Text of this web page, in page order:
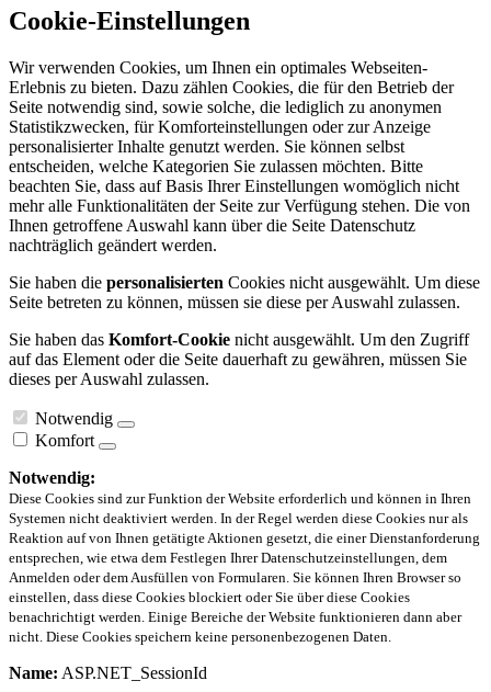
Cookie-Einstellungen
Wir verwenden Cookies, um Ihnen ein optimales Webseiten-
Erlebnis zu bieten. Dazu zählen Cookies, die für den Betrieb der
Seite notwendig sind, sowie solche, die lediglich zu anonymen
Statistikzwecken, für Komforteinstellungen oder zur Anzeige
personalisierter Inhalte genutzt werden. Sie können selbst
entscheiden, welche Kategorien Sie zulassen möchten. Bitte
beachten Sie, dass auf Basis Ihrer Einstellungen womöglich nicht
mehr alle Funktionalitäten der Seite zur Verfügung stehen. Die von
Ihnen getroffene Auswahl kann über die Seite Datenschutz
nachträglich geändert werden.
Sie haben die personalisierten Cookies nicht ausgewählt. Um diese
Seite betreten zu können, müssen sie diese per Auswahl zulassen.
Sie haben das Komfort-Cookie nicht ausgewählt. Um den Zugriff
auf das Element oder die Seite dauerhaft zu gewähren, müssen Sie
dieses per Auswahl zulassen.
Notwendig
Komfort
Notwendig:
Diese Cookies sind zur Funktion der Website erforderlich und können in Ihren
Systemen nicht deaktiviert werden. In der Regel werden diese Cookies nur als
Reaktion auf von Ihnen getätigte Aktionen gesetzt, die einer Dienstanforderung
entsprechen, wie etwa dem Festlegen Ihrer Datenschutzeinstellungen, dem
Anmelden oder dem Ausfüllen von Formularen. Sie können Ihren Browser so
einstellen, dass diese Cookies blockiert oder Sie über diese Cookies
benachrichtigt werden. Einige Bereiche der Website funktionieren dann aber
nicht. Diese Cookies speichern keine personenbezogenen Daten.
Name: ASP.NET_SessionId